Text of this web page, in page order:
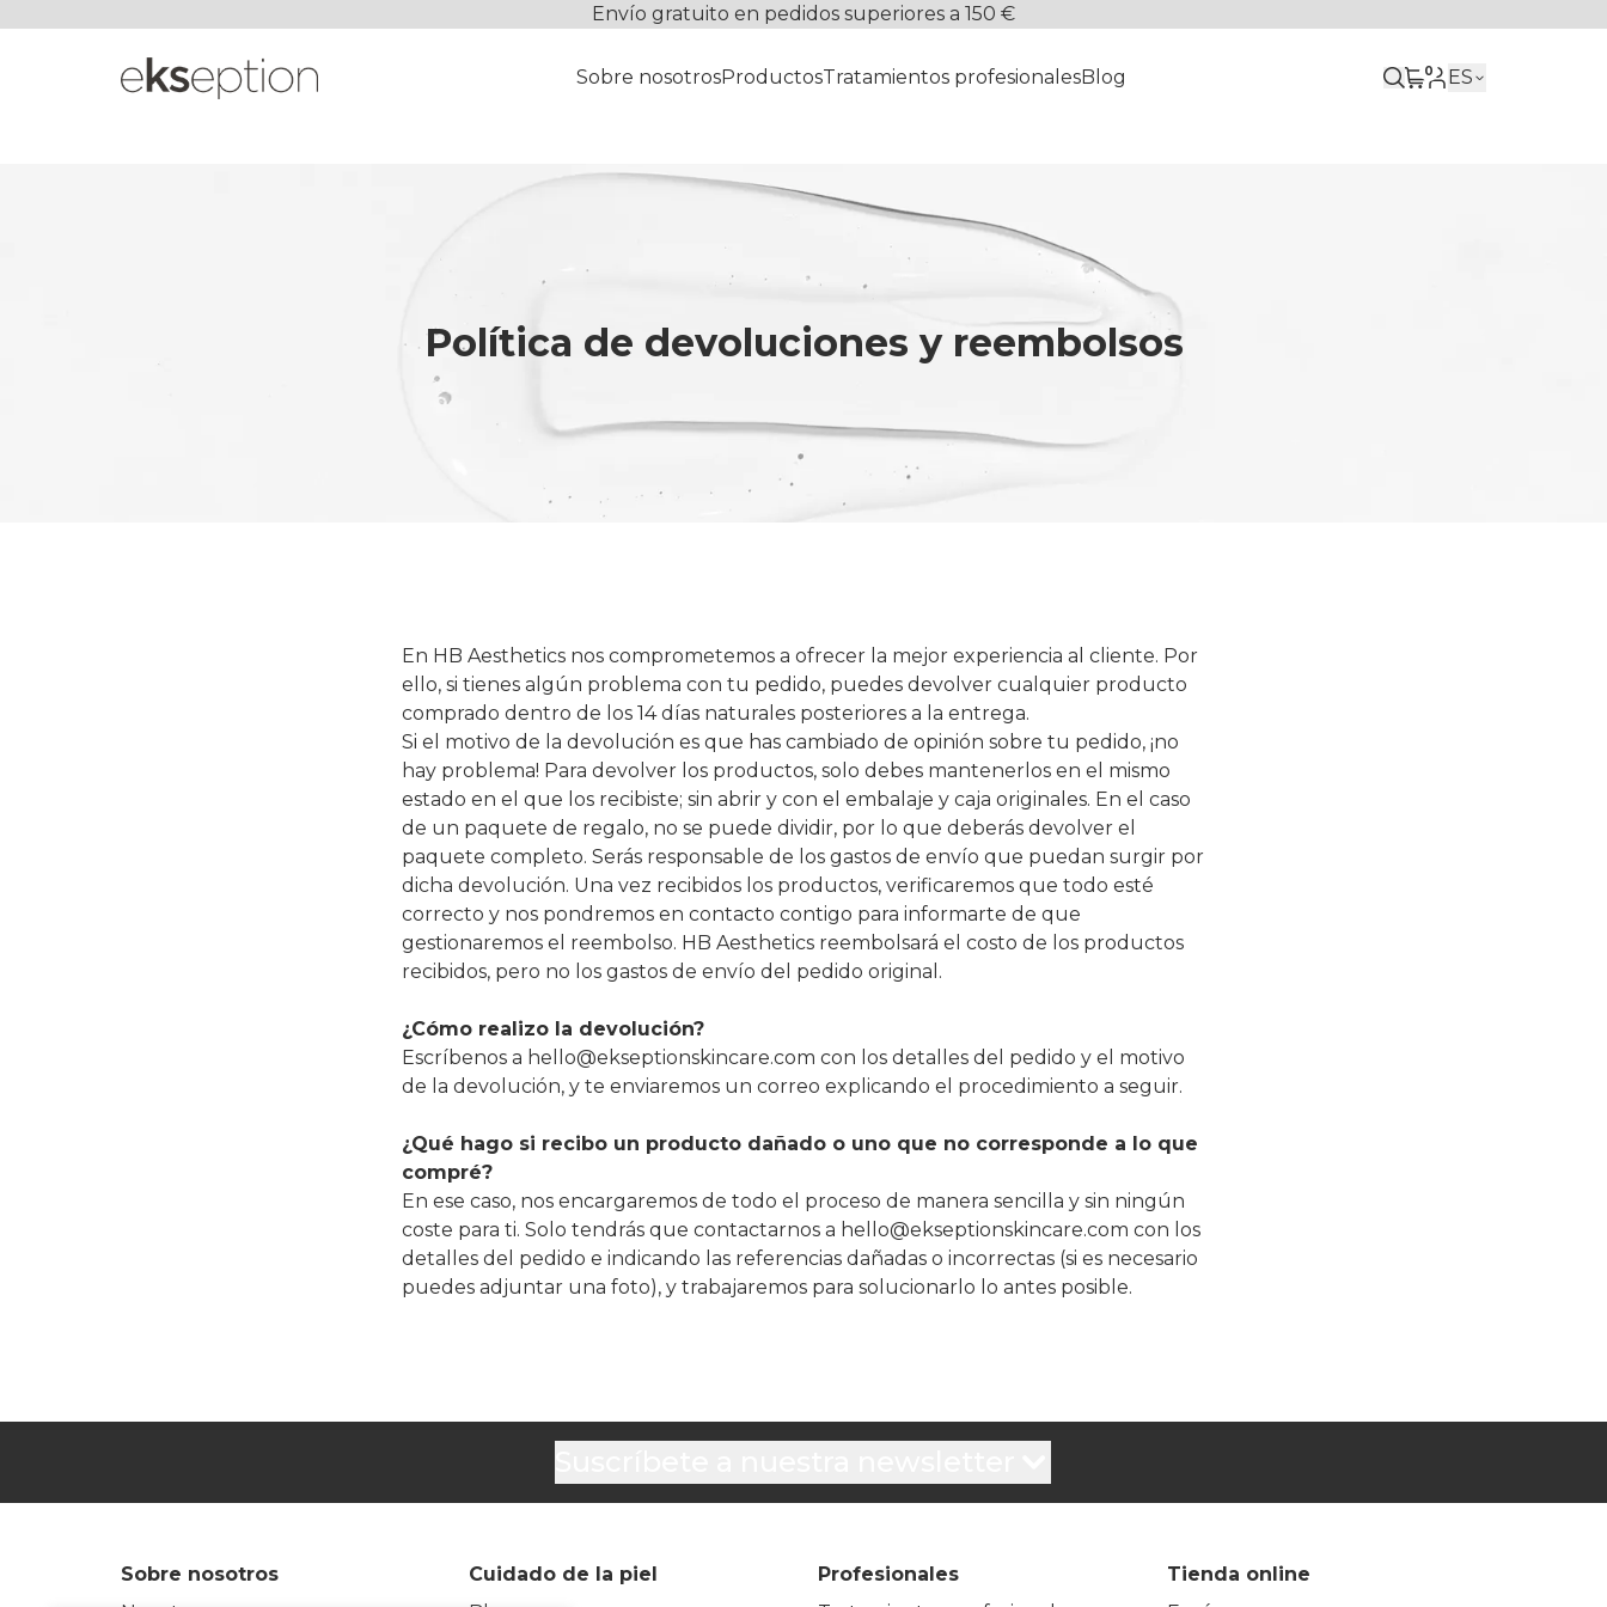
Envío gratuito en pedidos superiores a 150 €
Sobre nosotrosProductosTratamientos profesionalesBlog 0 ES
Política de devoluciones y reembolsos
En HB Aesthetics nos comprometemos a ofrecer la mejor experiencia al cliente. Por
ello, si tienes algún problema con tu pedido, puedes devolver cualquier producto
comprado dentro de los 14 días naturales posteriores a la entrega.
Si el motivo de la devolución es que has cambiado de opinión sobre tu pedido, ¡no
hay problema! Para devolver los productos, solo debes mantenerlos en el mismo
estado en el que los recibiste; sin abrir y con el embalaje y caja originales. En el caso
de un paquete de regalo, no se puede dividir, por lo que deberás devolver el
paquete completo. Serás responsable de los gastos de envío que puedan surgir por
dicha devolución. Una vez recibidos los productos, verificaremos que todo esté
correcto y nos pondremos en contacto contigo para informarte de que
gestionaremos el reembolso. HB Aesthetics reembolsará el costo de los productos
recibidos, pero no los gastos de envío del pedido original.
¿Cómo realizo la devolución?
Escríbenos a hello@ekseptionskincare.com con los detalles del pedido y el motivo
de la devolución, y te enviaremos un correo explicando el procedimiento a seguir.
¿Qué hago si recibo un producto dañado o uno que no corresponde a lo que
compré?
En ese caso, nos encargaremos de todo el proceso de manera sencilla y sin ningún
coste para ti. Solo tendrás que contactarnos a hello@ekseptionskincare.com con los
detalles del pedido e indicando las referencias dañadas o incorrectas (si es necesario
puedes adjuntar una foto), y trabajaremos para solucionarlo lo antes posible.
Sobre nosotros
Cuidado de la piel
Profesionales
Tienda online